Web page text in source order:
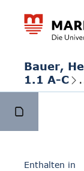
Bauer,
1.1 A-C
Enthalten in